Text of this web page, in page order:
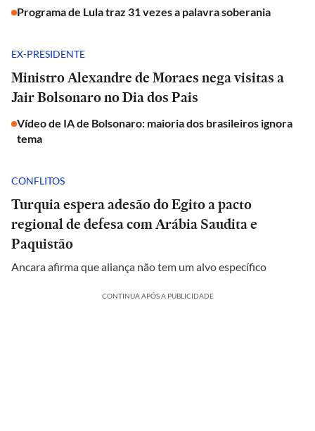
Programa de Lula traz 31 vezes a palavra soberania
EX-PRESIDENTE
Ministro Alexandre de Moraes nega visitas a
Jair Bolsonaro no Dia dos Pais
Vídeo de IA de Bolsonaro: maioria dos brasileiros ignora
tema
CONFLITOS
Turquia espera adesão do Egito a pacto
regional de defesa com Arábia Saudita e
Paquistão
Ancara afirma que aliança não tem um alvo específico
CONTINUA APÓS A PUBLICIDADE